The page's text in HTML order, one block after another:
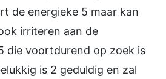
de energieke 5 maar kan
irriteren aan de
die voortdurend op zoek is
is 2 geduldig en zal